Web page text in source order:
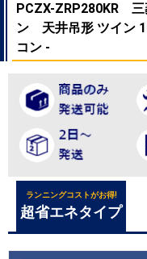
PCZX-ZRP280KR
ン 天井吊形 ツイン
コン -
ランニングコストがお得!
超省エネタイプ